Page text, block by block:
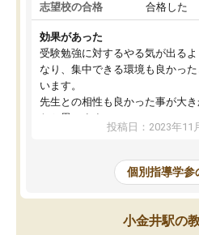
志望校の合格 合格した
効果があった
受験勉強に対するやる気が出るよ
なり、集中できる環境も良かった
います。
先生との相性も良かった事が大き
たと思います。
投稿日：2023年11
個別指導学参
小金井駅の